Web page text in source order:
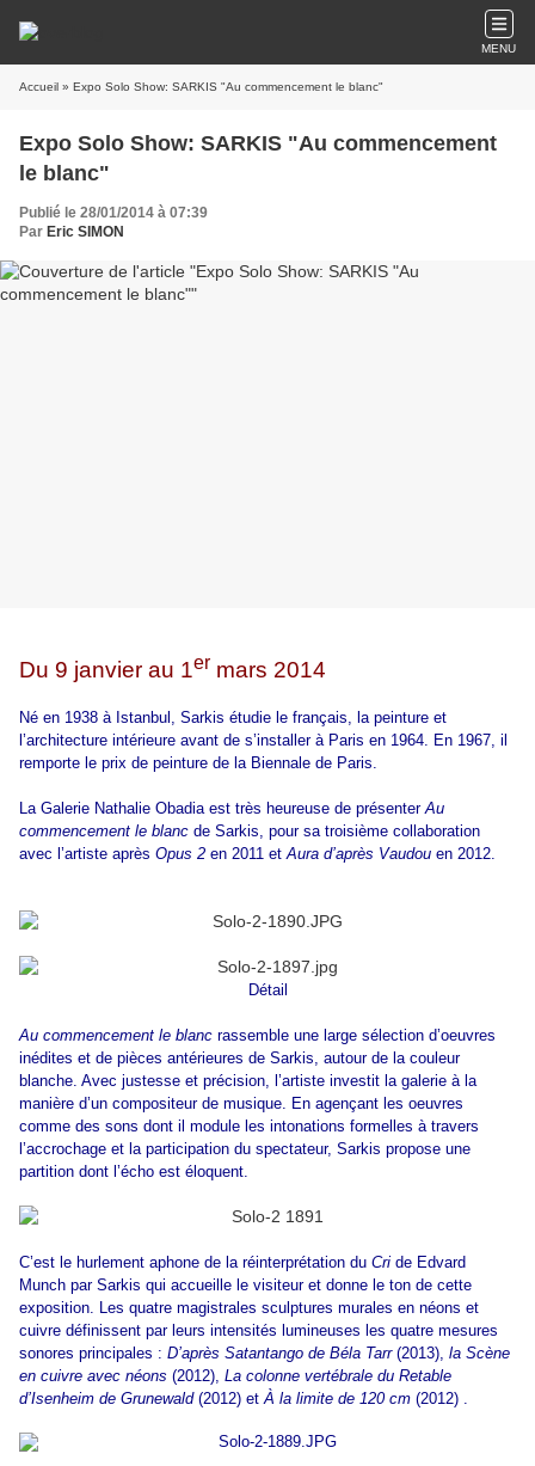
MENU
Accueil » Expo Solo Show: SARKIS "Au commencement le blanc"
Expo Solo Show: SARKIS "Au commencement
le blanc"
Publié le 28/01/2014 à 07:39
Par Eric SIMON
Du 9 janvier au 1er mars 2014
Né en 1938 à Istanbul, Sarkis étudie le français, la peinture et
l’architecture intérieure avant de s’installer à Paris en 1964. En 1967, il
remporte le prix de peinture de la Biennale de Paris.
La Galerie Nathalie Obadia est très heureuse de présenterAu
commencement le blanc de Sarkis, pour sa troisième collaboration
avec l’artiste après Opus 2 en 2011 etAura d’après Vaudou en 2012.
Détail
Au commencement le blanc rassemble une large sélection d’oeuvres
inédites et de pièces antérieures de Sarkis, autour de la couleur
blanche. Avec justesse et précision, l’artiste investit la galerie à la
manière d’un compositeur de musique. En agençant les oeuvres
comme des sons dont il module les intonations formelles à travers
l’accrochage et la participation du spectateur, Sarkis propose une
partition dont l’écho est éloquent.
C’est le hurlement aphone de la réinterprétation du Cri de Edvard
Munch par Sarkis qui accueille le visiteur et donne le ton de cette
exposition. Les quatre magistrales sculptures murales en néons et
cuivre définissent par leurs intensités lumineuses les quatre mesures
sonores principales : D’après Satantango de Béla Tarr(2013), la Scène
en cuivre avec néons (2012), La colonne vertébrale du Retable
d’Isenheim de Grunewald(2012) etÀ la limite de 120 cm (2012) .